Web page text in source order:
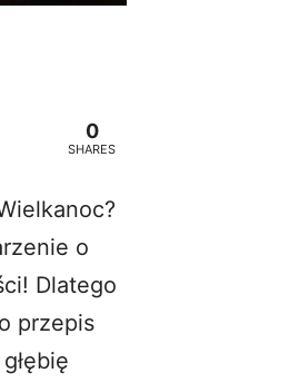
0
SHARES
o
Dlatego
przepis